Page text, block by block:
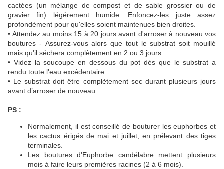
cactées (un mélange decompost et desable grossierou de
gravier fin) légérement humide. Enfoncez-les juste assez
profondément pour qu'elles soient maintenues bien droites.
• Attendez au moins 15 à 20 jours avant d'arroser à nouveau vos
boutures - Assurez-vous alors que tout le substrat soit mouillé
mais qu'il séchera complètement en 2 ou 3 jours.
• Videz la soucoupe en dessous du pot dès que le substrat a
rendu toute l'eau excédentaire.
• Le substrat doit être complètement sec durant plusieurs jours
avant d’arroser de nouveau.
PS :
Normalement, il est conseillé de bouturer les euphorbes et
les cactus érigés de mai et juillet, en prélevant des tiges
terminales.
Les boutures d'Euphorbe candélabre mettent plusieurs
mois à faire leurs premières racines (2 à 6 mois).